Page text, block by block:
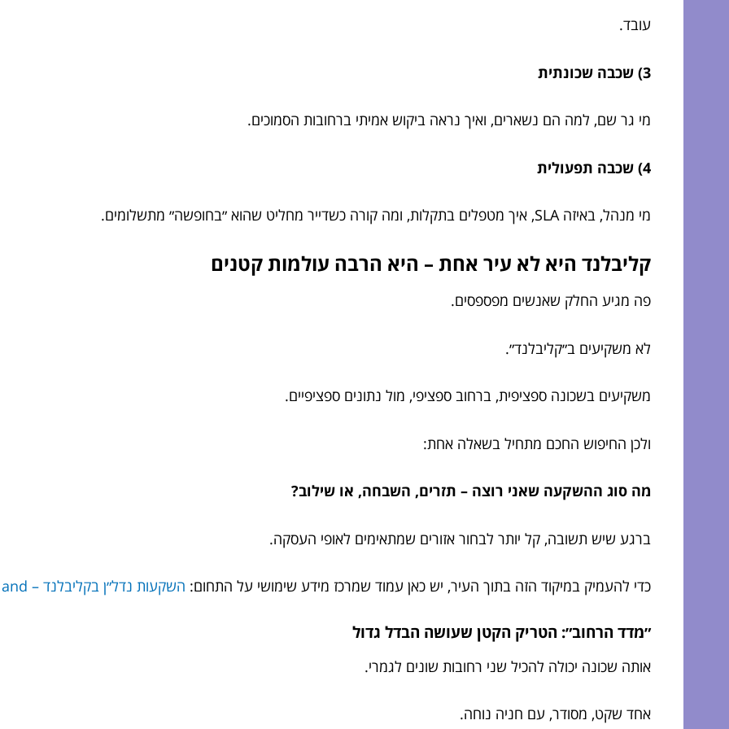
עובד.
3) שכבה שכונתית
מי גר שם, למה הם נשארים, ואיך נראה ביקוש אמיתי ברחובות הסמוכים.
4) שכבה תפעולית
מי מנהל, באיזה SLA, איך מטפלים בתקלות, ומה קורה כשדייר מחליט שהוא ״בחופשה״ מתשלומים.
קליבלנד היא לא עיר אחת – היא הרבה עולמות קטנים
פה מגיע החלק שאנשים מפספסים.
לא משקיעים ב״קליבלנד״.
משקיעים בשכונה ספציפית, ברחוב ספציפי, מול נתונים ספציפיים.
ולכן החיפוש החכם מתחיל בשאלה אחת:
מה סוג ההשקעה שאני רוצה – תזרים, השבחה, או שילוב?
ברגע שיש תשובה, קל יותר לבחור אזורים שמתאימים לאופי העסקה.
כדי להעמיק במיקוד הזה בתוך העיר, יש כאן עמוד שמרכז מידע שימושי על התחום: השקעות נדל״ן בקליבלנד – Chosenland
״מדד הרחוב״: הטריק הקטן שעושה הבדל גדול
אותה שכונה יכולה להכיל שני רחובות שונים לגמרי.
אחד שקט, מסודר, עם חניה נוחה.